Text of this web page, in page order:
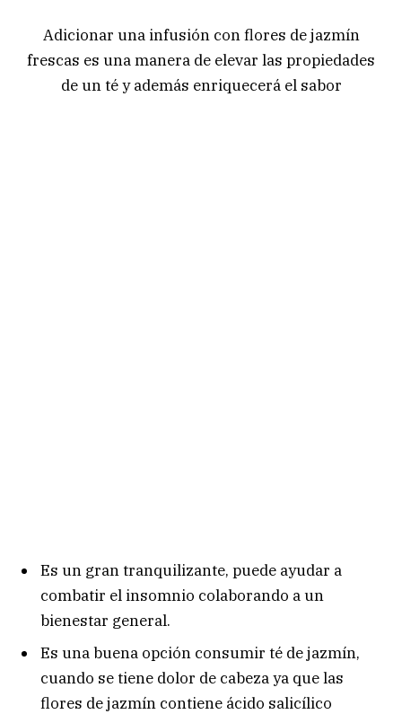
Adicionar una infusión con flores de jazmín
frescas es una manera de elevar las propiedades
de un té y además enriquecerá el sabor
Es un gran tranquilizante, puede ayudar a
combatir el insomnio colaborando a un
bienestar general.
Es una buena opción consumir té de jazmín,
cuando se tiene dolor de cabeza ya que las
flores de jazmín contiene ácido salicílico